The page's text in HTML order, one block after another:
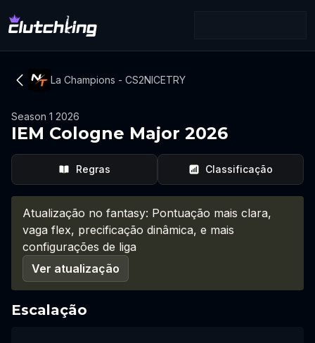
La Champions - CS2NICETRY
Season 1 2026
IEM Cologne Major 2026
Regras Classificação
Atualização no fantasy: Pontuação mais clara,
vaga flex, precificação dinâmica, e mais
configurações de liga
Ver atualização
Escalação